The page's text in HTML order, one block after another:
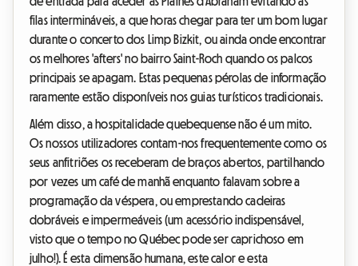
filas intermináveis, a que horas chegar para ter um bom lugar
durante o concerto dos Limp Bizkit, ou ainda onde encontrar
os melhores 'afters' no bairro Saint-Roch quando os palcos
principais se apagam. Estas pequenas pérolas de informação
raramente estão disponíveis nos guias turísticos tradicionais.
Além disso, a hospitalidade quebequense não é um mito.
Os nossos utilizadores contam-nos frequentemente como os
seus anfitriões os receberam de braços abertos, partilhando
por vezes um café de manhã enquanto falavam sobre a
programação da véspera, ou emprestando cadeiras
dobráveis e impermeáveis (um acessório indispensável,
visto que o tempo no Québec pode ser caprichoso em
julho!). É esta dimensão humana, este calor e esta